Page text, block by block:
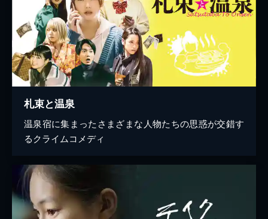
札束と温泉
温泉宿に集まったさまざまな人物たちの思惑が交錯す
るクライムコメディ